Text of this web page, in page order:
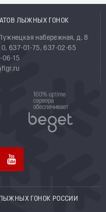
ЛЫЖНЫХ ГОНОК
набережная, д. 8
637-01-75, 637-02-65
06-15
ГОНОК РОССИИ